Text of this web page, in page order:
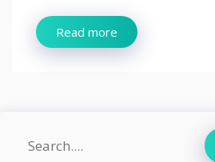
Read more